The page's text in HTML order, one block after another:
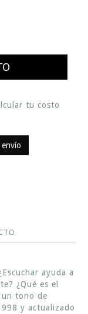
tu costo
ayuda a
¿Qué es el
un tono de
y actualizado